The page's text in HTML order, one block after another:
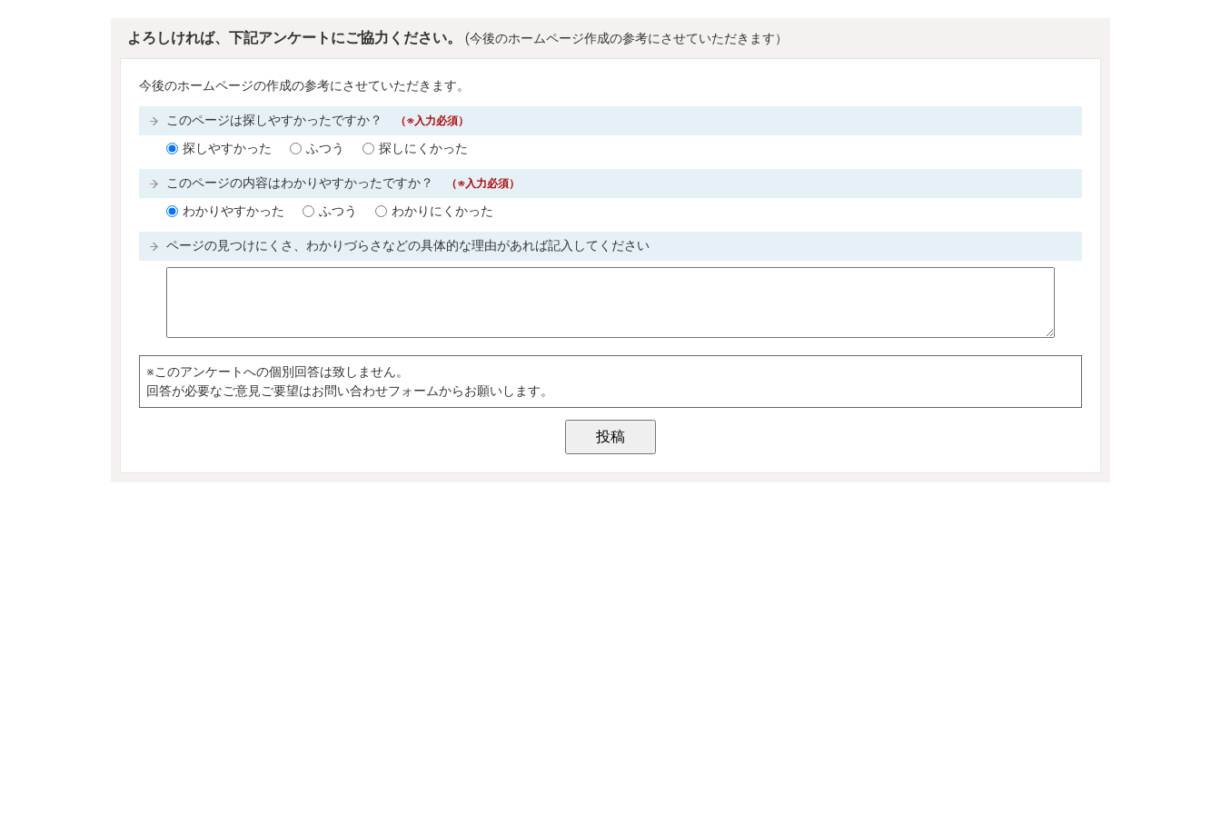
よろしければ、下記アンケートにご協力ください。 (今後のホームページ作成の参考にさせていただきます）
今後のホームページの作成の参考にさせていただきます。
このページは探しやすかったですか？ （※入力必須）
探しやすかった ふつう 探しにくかった
このページの内容はわかりやすかったですか？ （※入力必須）
わかりやすかった ふつう わかりにくかった
ページの見つけにくさ、わかりづらさなどの具体的な理由があれば記入してください
※このアンケートへの個別回答は致しません。
回答が必要なご意見ご要望はお問い合わせフォームからお願いします。